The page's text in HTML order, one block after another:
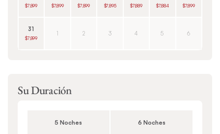
$7,899 $7,899 $7,899 $7,895 $7,889 $7,884 $7,899
31
$7,899
1 2 3 4 5 6
Su Duración
5 Noches 6 Noches